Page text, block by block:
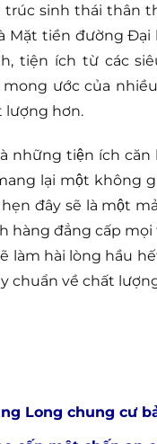
sinh thái thân
Mặt tiền đường Đại
tiện ích từ các
mong ước của
lượng hơn.
những tiện ích
lại một không
đây sẽ là một
hàng đẳng cấp
làm hài lòng hầu
chuẩn về chất
Long chung cư